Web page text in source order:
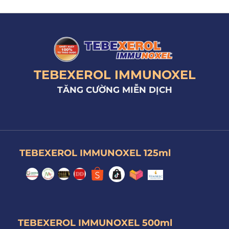
TEBEXEROL IMMUNOXEL
TĂNG CƯỜNG MIỄN DỊCH
TEBEXEROL IMMUNOXEL 125ml
TEBEXEROL IMMUNOXEL 500ml